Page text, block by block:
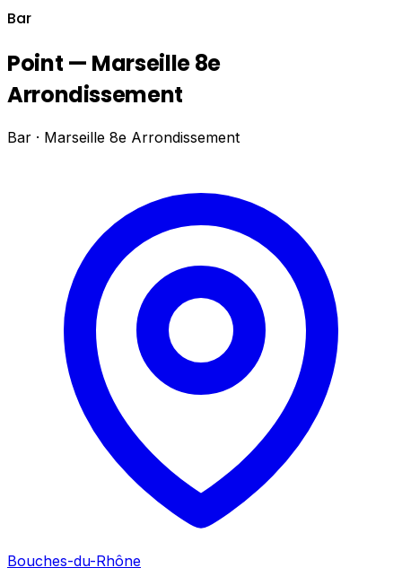
Bar
Point — Marseille 8e
Arrondissement
Bar · Marseille 8e Arrondissement
Bouches-du-Rhône